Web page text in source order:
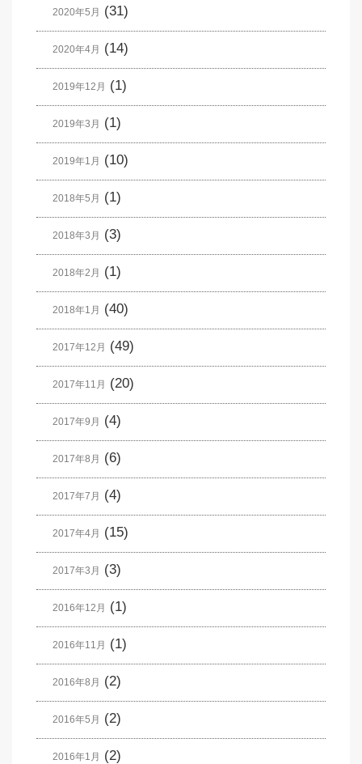
2020年5月 (31)
2020年4月 (14)
2019年12月 (1)
2019年3月 (1)
2019年1月 (10)
2018年5月 (1)
2018年3月 (3)
2018年2月 (1)
2018年1月 (40)
2017年12月 (49)
2017年11月 (20)
2017年9月 (4)
2017年8月 (6)
2017年7月 (4)
2017年4月 (15)
2017年3月 (3)
2016年12月 (1)
2016年11月 (1)
2016年8月 (2)
2016年5月 (2)
2016年1月 (2)